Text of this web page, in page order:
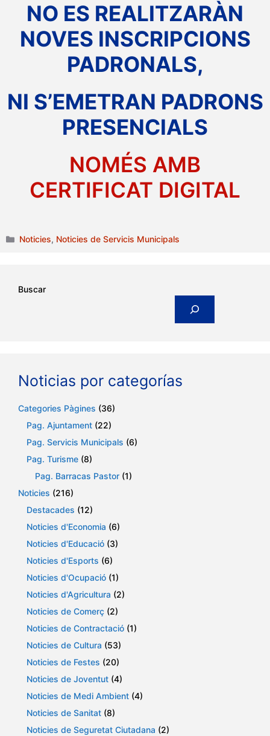
NO ES REALITZARÀN
NOVES INSCRIPCIONS
PADRONALS,
NI S’EMETRAN PADRONS
PRESENCIALS
NOMÉS AMB
CERTIFICAT DIGITAL
Categories
Noticies, Noticies de Servicis Municipals
Buscar
Noticias por categorías
Categories Pàgines (36)
Pag. Ajuntament (22)
Pag. Servicis Municipals (6)
Pag. Turisme (8)
Pag. Barracas Pastor (1)
Noticies (216)
Destacades (12)
Noticies d'Economia (6)
Noticies d'Educació (3)
Noticies d'Esports (6)
Noticies d'Ocupació (1)
Noticies d'Agricultura (2)
Noticies de Comerç (2)
Noticies de Contractació (1)
Noticies de Cultura (53)
Noticies de Festes (20)
Noticies de Joventut (4)
Noticies de Medi Ambient (4)
Noticies de Sanitat (8)
Noticies de Seguretat Ciutadana (2)